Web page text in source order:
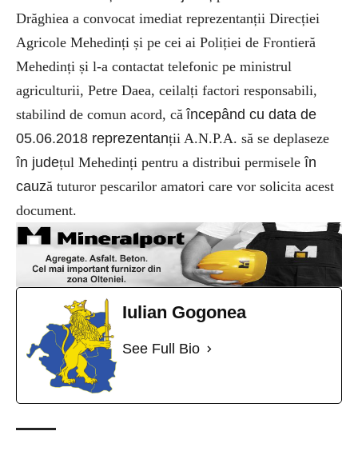
Drăghiea a convocat imediat reprezentanții Direcției
Agricole Mehedinți și pe cei ai Poliției de Frontieră
Mehedinți și l-a contactat telefonic pe ministrul
agriculturii, Petre Daea, ceilalți factori responsabili,
stabilind de comun acord, că începând cu data de
05.06.2018 reprezentanții A.N.P.A. să se deplaseze
în județul Mehedinți pentru a distribui permiseleîn
cauză tuturor pescarilor amatori care vor solicita acest
document.
Iulian Gogonea
See Full Bio